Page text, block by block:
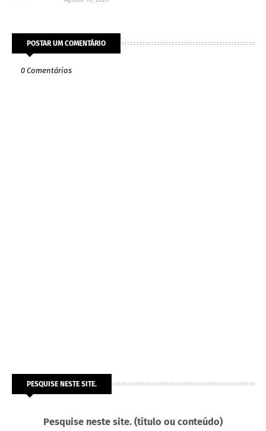
POSTAR UM COMENTÁRIO
0 Comentários
PESQUISE NESTE SITE.
Pesquise neste site. (título ou conteúdo)